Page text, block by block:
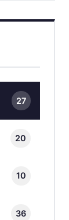
27
20
10
36